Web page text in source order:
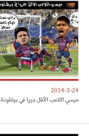
2014-3-24
ميسي اللاعب الأقل جريا في برشلونة